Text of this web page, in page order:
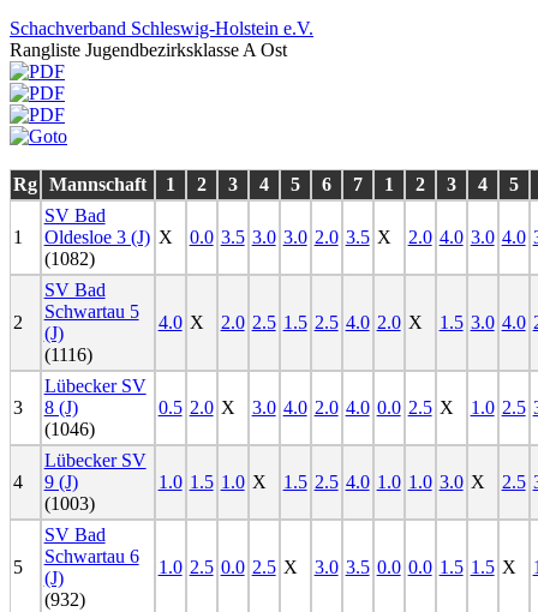
Schachverband Schleswig-Holstein e.V.
Rangliste Jugendbezirksklasse A Ost
Rg Mannschaft 1 2 3 4 5 6 7 1 2 3 4 5
1
SV Bad
Oldesloe 3 (J)
(1082)
X 0.0 3.5 3.0 3.0 2.0 3.5 X 2.0 4.0 3.0 4.0
2
SV Bad
Schwartau 5
(J)
(1116)
4.0 X 2.0 2.5 1.5 2.5 4.0 2.0 X 1.5 3.0 4.0
3
Lübecker SV
8 (J)
(1046)
0.5 2.0 X 3.0 4.0 2.0 4.0 0.0 2.5 X 1.0 2.5
4
Lübecker SV
9 (J)
(1003)
1.0 1.5 1.0 X 1.5 2.5 4.0 1.0 1.0 3.0 X 2.5
5
SV Bad
Schwartau 6
(J)
(932)
1.0 2.5 0.0 2.5 X 3.0 3.5 0.0 0.0 1.5 1.5 X